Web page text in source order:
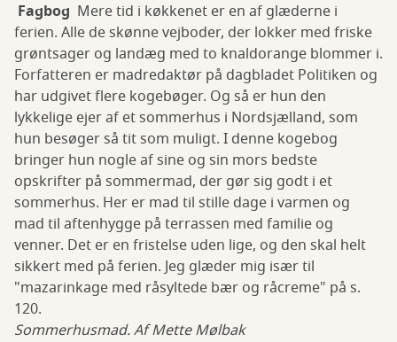
Fagbog Mere tid i køkkenet er en af glæderne i
ferien. Alle de skønne vejboder, der lokker med friske
grøntsager og landæg med to knaldorange blommer i.
Forfatteren er madredaktør på dagbladet Politiken og
har udgivet flere kogebøger. Og så er hun den
lykkelige ejer af et sommerhus i Nordsjælland, som
hun besøger så tit som muligt. I denne kogebog
bringer hun nogle af sine og sin mors bedste
opskrifter på sommermad, der gør sig godt i et
sommerhus. Her er mad til stille dage i varmen og
mad til aftenhygge på terrassen med familie og
venner. Det er en fristelse uden lige, og den skal helt
sikkert med på ferien. Jeg glæder mig især til
"mazarinkage med råsyltede bær og råcreme" på s.
120.
Sommerhusmad. Af Mette Mølbak